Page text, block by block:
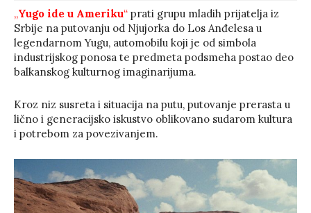
„Yugo ide u Ameriku“ prati grupu mladih prijatelja iz
Srbije na putovanju od Njujorka do Los Anđelesa u
legendarnom Yugu, automobilu koji je od simbola
industrijskog ponosa te predmeta podsmeha postao deo
balkanskog kulturnog imaginarijuma.
Kroz niz susreta i situacija na putu, putovanje prerasta u
lično i generacijsko iskustvo oblikovano sudarom kultura
i potrebom za povezivanjem.